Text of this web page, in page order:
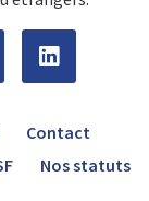
Contact
Nos statuts